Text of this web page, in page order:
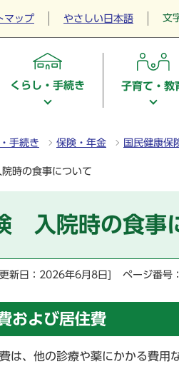
マップ やさしい日本語 文
くらし・手続き 子育て・教
手続き 保険・年金 国民健康保
時の食事について
入院時の食事
[更新日：2026年6月8日] ページ番号
および居住費
は、他の診療や薬にかかる費用